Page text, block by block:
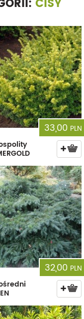
33,00 PLN
32,00 PLN